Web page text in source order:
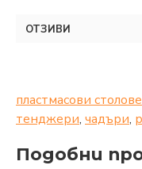
ОТЗИВИ
пластмасови столове
тенджери, чадъри,
Подобни